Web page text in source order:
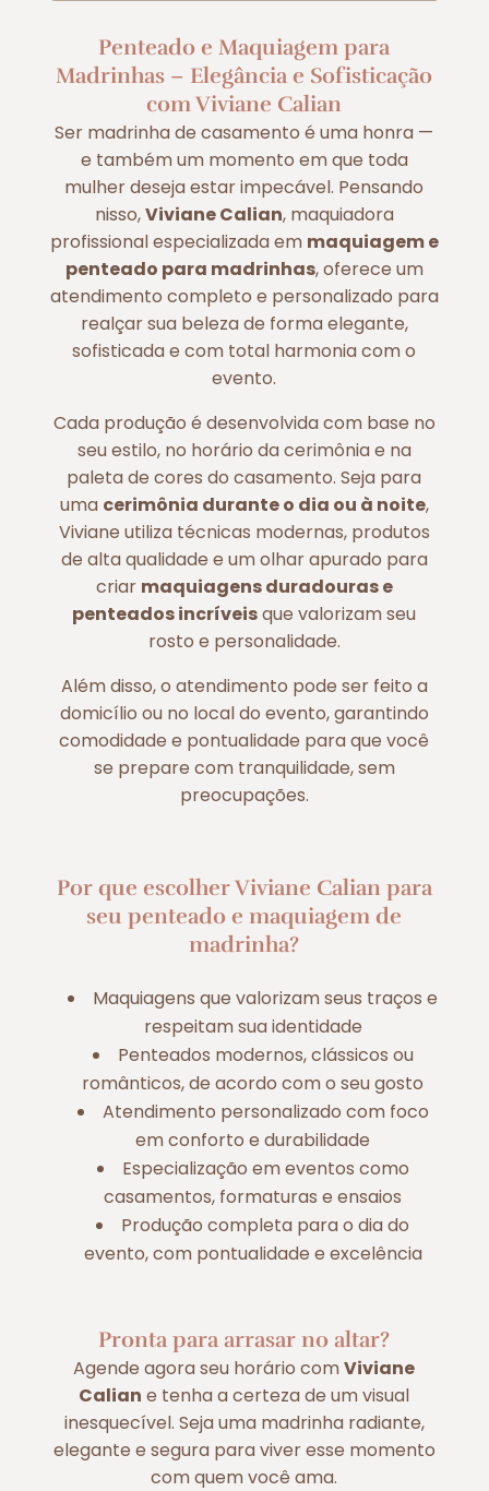
Penteado e Maquiagem para
Madrinhas – Elegância e Sofisticação
com Viviane Calian
Ser madrinha de casamento é uma honra —
e também um momento em que toda
mulher deseja estar impecável. Pensando
nisso,Viviane Calian, maquiadora
profissional especializada em maquiagem e
penteado para madrinhas, oferece um
atendimento completo e personalizado para
realçar sua beleza de forma elegante,
sofisticada e com total harmonia com o
evento.
Cada produção é desenvolvida com base no
seu estilo, no horário da cerimônia e na
paleta de cores do casamento. Seja para
uma cerimônia durante o dia ou à noite,
Viviane utiliza técnicas modernas, produtos
de alta qualidade e um olhar apurado para
criar maquiagens duradouras e
penteados incríveisque valorizam seu
rosto e personalidade.
Além disso, o atendimento pode ser feito a
domicílio ou no local do evento, garantindo
comodidade e pontualidade para que você
se prepare com tranquilidade, sem
preocupações.
Por que escolher Viviane Calian para
seu penteado e maquiagem de
madrinha?
Maquiagens que valorizam seus traços e
respeitam sua identidade
Penteados modernos, clássicos ou
românticos, de acordo com o seu gosto
Atendimento personalizado com foco
em conforto e durabilidade
Especialização em eventos como
casamentos, formaturas e ensaios
Produção completa para o dia do
evento, com pontualidade e excelência
Pronta para arrasar no altar?
Agende agora seu horário comViviane
Calian e tenha a certeza de um visual
inesquecível. Seja uma madrinha radiante,
elegante e segura para viver esse momento
com quem você ama.